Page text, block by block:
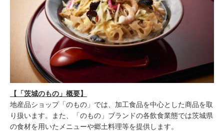
【「茨城のもの」概要】
地産品ショップ「のもの」では、加工食品を中心とした商品を取
り扱います。また、「のもの」ブランドの各飲食業態では茨城県
の食材を用いたメニューや郷土料理等を提供します。